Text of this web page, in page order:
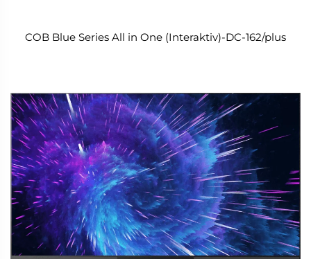
COB Blue Series All in One (Interaktiv)-DC-162/plus